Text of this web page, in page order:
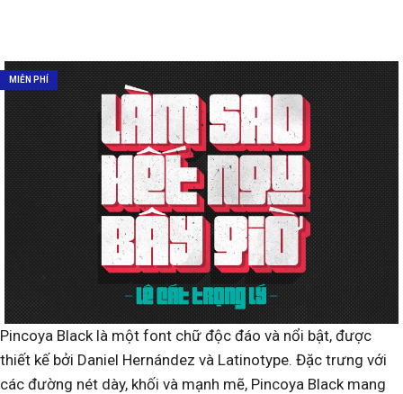
MIỄN PHÍ
Pincoya Black là một font chữ độc đáo và nổi bật, được
thiết kế bởi Daniel Hernández và Latinotype. Đặc trưng với
các đường nét dày, khối và mạnh mẽ, Pincoya Black mang